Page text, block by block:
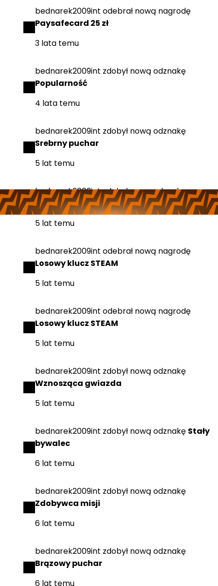
bednarek2009int odebrał nową nagrodę
Paysafecard 25 zł
3 lata temu
bednarek2009int zdobył nową odznakę
Popularność
4 lata temu
bednarek2009int zdobył nową odznakę
Srebrny puchar
5 lat temu
bednarek2009intzdobyłnową odznakę
Jubileusz
5 lat temu
bednarek2009int odebrał nową nagrodę
Losowy klucz STEAM
5 lat temu
bednarek2009int odebrał nową nagrodę
Losowy klucz STEAM
5 lat temu
bednarek2009int zdobył nową odznakę
Wznosząca gwiazda
5 lat temu
bednarek2009int zdobył nową odznakę Stały
bywalec
6 lat temu
bednarek2009int zdobył nową odznakę
Zdobywca misji
6 lat temu
bednarek2009int zdobył nową odznakę
Brązowy puchar
6 lat temu